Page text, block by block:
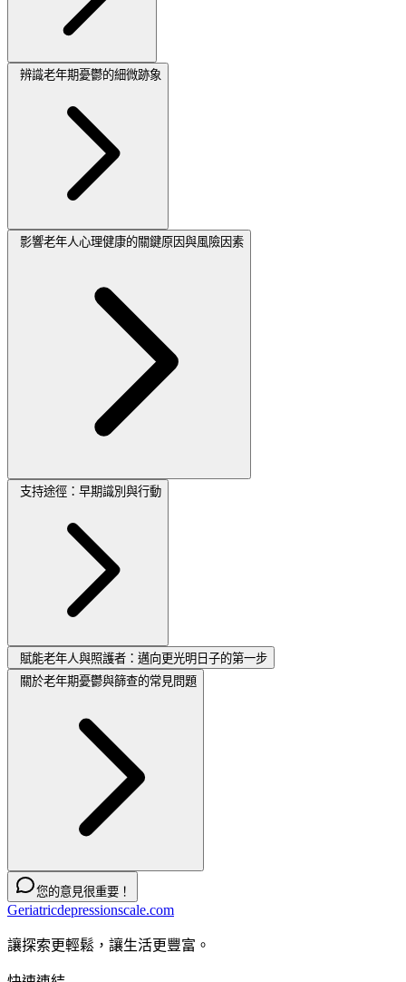
辨識老年期憂鬱的細微跡象
影響老年人心理健康的關鍵原因與風險因素
支持途徑：早期識別與行動
賦能老年人與照護者：邁向更光明日子的第一步
關於老年期憂鬱與篩查的常見問題
您的意見很重要！
Geriatricdepressionscale.com
讓探索更輕鬆，讓生活更豐富。